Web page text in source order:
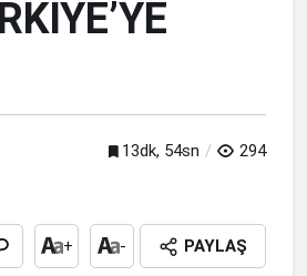
13dk, 54sn 294
+ - PAYLAŞ